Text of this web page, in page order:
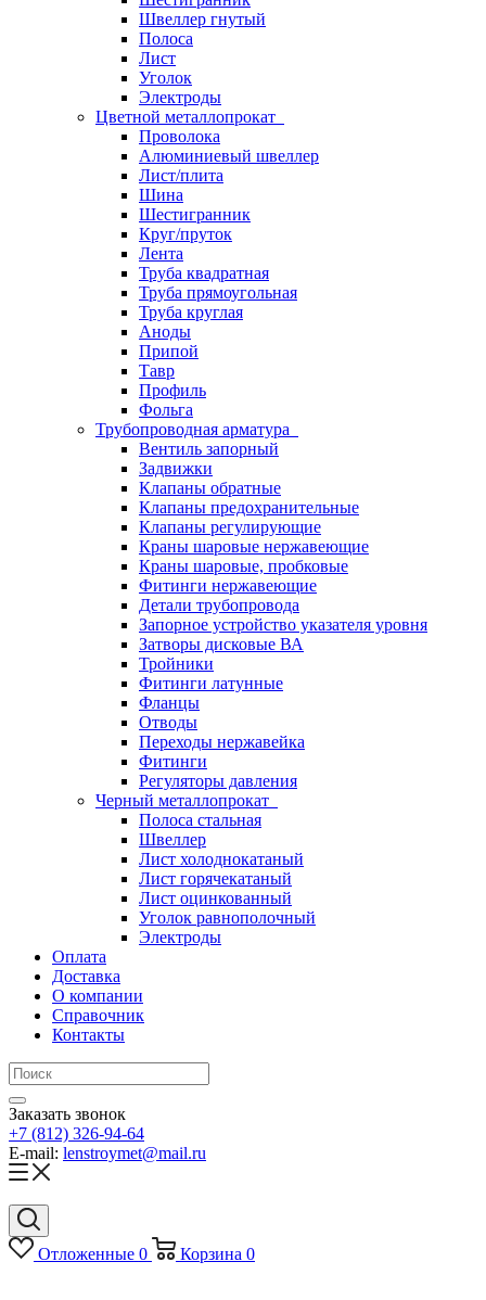
Швеллер гнутый
Полоса
Лист
Уголок
Электроды
Цветной металлопрокат
Проволока
Алюминиевый швеллер
Лист/плита
Шина
Шестигранник
Круг/пруток
Лента
Труба квадратная
Труба прямоугольная
Труба круглая
Аноды
Припой
Тавр
Профиль
Фольга
Трубопроводная арматура
Вентиль запорный
Задвижки
Клапаны обратные
Клапаны предохранительные
Клапаны регулирующие
Краны шаровые нержавеющие
Краны шаровые, пробковые
Фитинги нержавеющие
Детали трубопровода
Запорное устройство указателя уровня
Затворы дисковые ВА
Тройники
Фитинги латунные
Фланцы
Отводы
Переходы нержавейка
Фитинги
Регуляторы давления
Черный металлопрокат
Полоса стальная
Швеллер
Лист холоднокатаный
Лист горячекатаный
Лист оцинкованный
Уголок равнополочный
Электроды
Оплата
Доставка
О компании
Справочник
Контакты
Заказать звонок
+7 (812) 326-94-64
E-mail: lenstroymet@mail.ru
Отложенные 0 Корзина 0